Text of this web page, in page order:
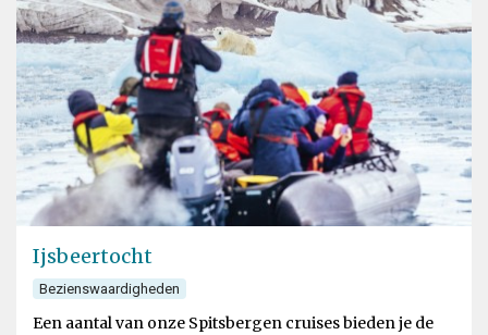
Ijsbeertocht
Bezienswaardigheden
Een aantal van onze Spitsbergen cruises bieden je de